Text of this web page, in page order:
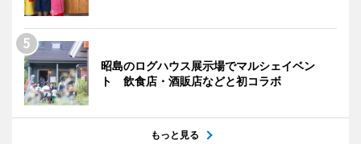
昭島のログハウス展示場でマルシェイベン
ト 飲食店・酒販店などと初コラボ
もっと見る